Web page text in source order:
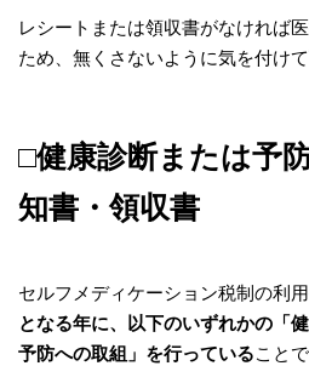
レシートまたは領収書がなければ
ため、無くさないように気を付けて
□健康診断または予
知書・領収書
セルフメディケーション税制の利用
となる年に、以下のいずれかの「
予防への取組」を行っていることで